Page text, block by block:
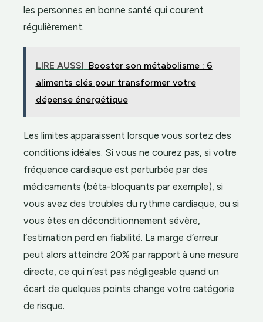
les personnes en bonne santé qui courent
régulièrement.
LIRE AUSSI Booster son métabolisme : 6
aliments clés pour transformer votre
dépense énergétique
Les limites apparaissent lorsque vous sortez des
conditions idéales. Si vous ne courez pas, si votre
fréquence cardiaque est perturbée par des
médicaments (bêta-bloquants par exemple), si
vous avez des troubles du rythme cardiaque, ou si
vous êtes en déconditionnement sévère,
l’estimation perd en fiabilité. La marge d’erreur
peut alors atteindre 20% par rapport à une mesure
directe, ce qui n’est pas négligeable quand un
écart de quelques points change votre catégorie
de risque.